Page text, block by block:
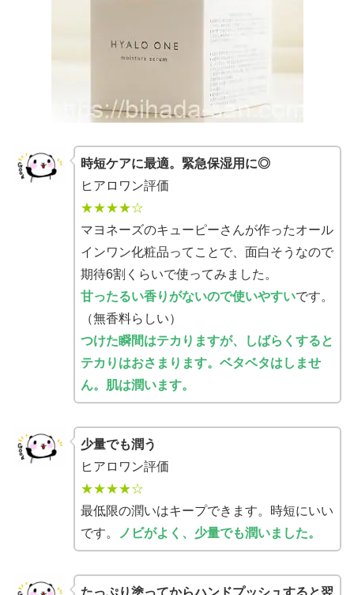
時短ケアに最適。緊急保湿用に◎
ヒアロワン評価
★★★★☆
マヨネーズのキューピーさんが作ったオール
インワン化粧品ってことで、面白そうなので
期待6割くらいで使ってみました。
甘ったるい香りがないので使いやすいです。
（無香料らしい）
つけた瞬間はテカりますが、しばらくすると
テカりはおさまります。ベタベタはしませ
ん。肌は潤います。
少量でも潤う
ヒアロワン評価
★★★★☆
最低限の潤いはキープできます。時短にいい
です。
ノビがよく、少量でも潤いました。
たっぷり塗ってからハンドプッシュすると翌